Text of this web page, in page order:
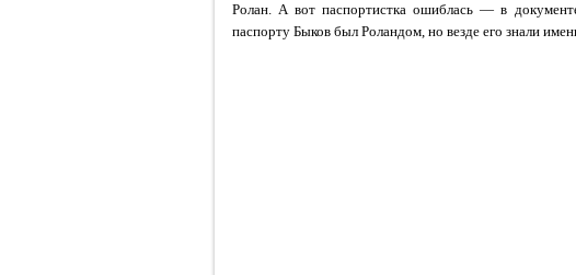
Ролан. А вот паспортистка ошиблась — в
паспорту Быков был Роландом, но везде его знали